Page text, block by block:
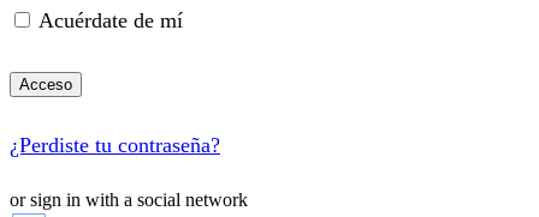
Acuérdate de mí
Acceso
¿Perdiste tu contraseña?
or sign in with a social network